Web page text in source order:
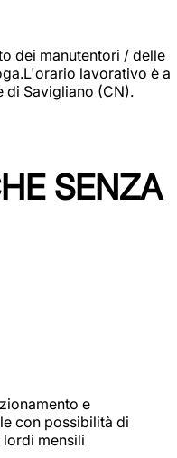
dei manutentori / delle
lavorativo è a
di Savigliano (CN).
SENZA
e
con possibilità di
mensili